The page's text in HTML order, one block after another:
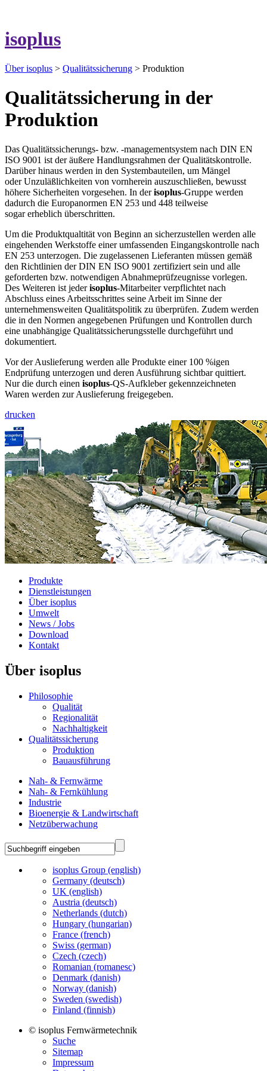
isoplus
Über isoplus > Qualitätssicherung > Produktion
Qualitätssicherung in der
Produktion
Das Qualitätssicherungs- bzw. -managementsystem nach DIN EN
ISO 9001 ist der äußere Handlungsrahmen der Qualitätskontrolle.
Darüber hinaus werden in den Systembauteilen, um Mängel
oder Unzuläßlichkeiten von vornherein auszuschließen, bewusst
höhere Sicherheiten vorgesehen. In derisoplus-Gruppe werden
dadurch die Europanormen EN 253 und 448 teilweise
sogar erheblich überschritten.
Um die Produktqualtität von Beginn an sicherzustellen werden alle
eingehenden Werkstoffe einer umfassenden Eingangskontrolle nach
EN 253 unterzogen. Die zugelassenen Lieferanten müssen gemäß
den Richtlinien der DIN EN ISO 9001 zertifiziert sein und alle
geforderten bzw. notwendigen Abnahmeprüfzeugnisse vorlegen.
Des Weiteren ist jederisoplus-Mitarbeiter verpflichtet nach
Abschluss eines Arbeitsschrittes seine Arbeit im Sinne der
unternehmensweiten Qualitätspolitik zu überprüfen. Zudem werden
die in den Normen angegebenen Prüfungen und Kontrollen durch
eine unabhängige Qualitätssicherungsstelle durchgeführt und
dokumentiert.
Vor der Auslieferung werden alle Produkte einer 100 %igen
Endprüfung unterzogen und deren Ausführung sichtbar quittiert.
Nur die durch einen isoplus-QS-Aufkleber gekennzeichneten
Waren werden zur Auslieferung freigegeben.
drucken
Produkte
Dienstleistungen
Über isoplus
Umwelt
News / Jobs
Download
Kontakt
Über isoplus
Philosophie
Qualität
Regionalität
Nachhaltigkeit
Qualitätssicherung
Produktion
Bauausführung
Nah- & Fernwärme
Nah- & Fernkühlung
Industrie
Bioenergie & Landwirtschaft
Netzüberwachung
isoplus Group (english)
Germany (deutsch)
UK (english)
Austria (deutsch)
Netherlands (dutch)
Hungary (hungarian)
France (french)
Swiss (german)
Czech (czech)
Romanian (romanesc)
Denmark (danish)
Norway (danish)
Sweden (swedish)
Finland (finnish)
© isoplus Fernwärmetechnik
Suche
Sitemap
Impressum